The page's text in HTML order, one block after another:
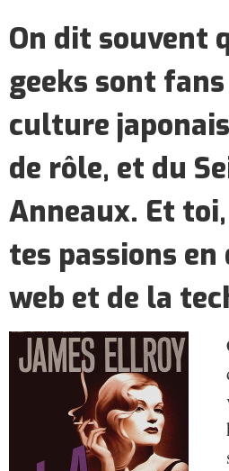
On dit souvent
geeks sont
culture
de rôle, et du
Anneaux. Et
tes passions en
web et de la